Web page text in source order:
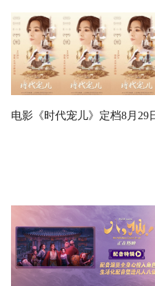
电影《时代宠儿》定档8月29